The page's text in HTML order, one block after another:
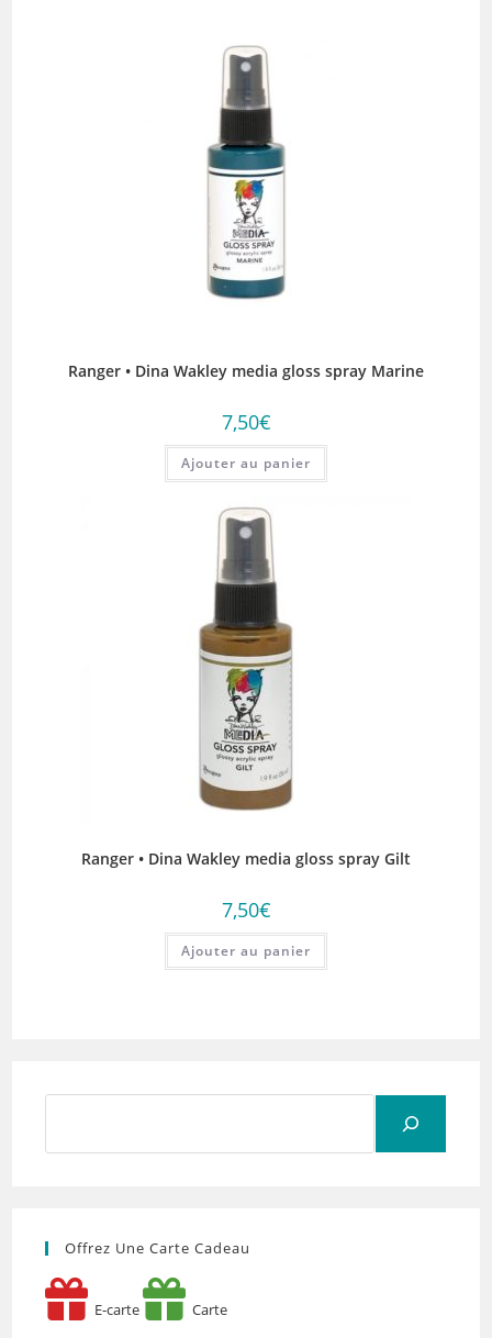
Ranger • Dina Wakley media gloss spray Marine
7,50€
Ajouter au panier
Ranger • Dina Wakley media gloss spray Gilt
7,50€
Ajouter au panier
Offrez Une Carte Cadeau
E-carte Carte